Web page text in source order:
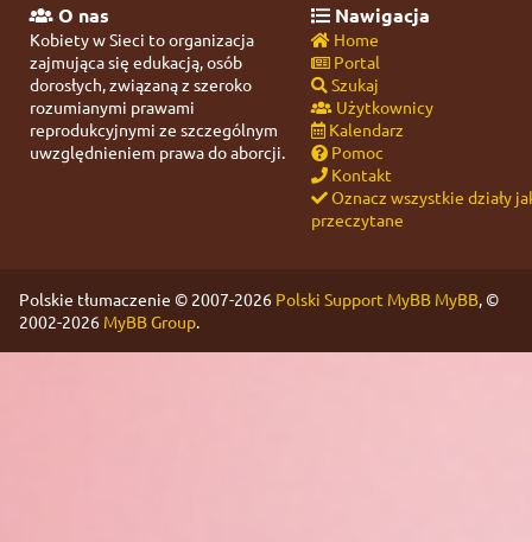
O nas
Kobiety w Sieci to organizacja
zajmująca się edukacją, osób
dorosłych, związaną z szeroko
rozumianymi prawami
reprodukcyjnymi ze szczególnym
uwzględnieniem prawa do aborcji.
Nawigacja
Home
Portal
Szukaj
Użytkownicy
Kalendarz
Pomoc
Kontakt
Oznacz wszystkie działy
przeczytane
Polskie tłumaczenie © 2007-2026 Polski Support MyBB MyBB, ©
2002-2026 MyBB Group.